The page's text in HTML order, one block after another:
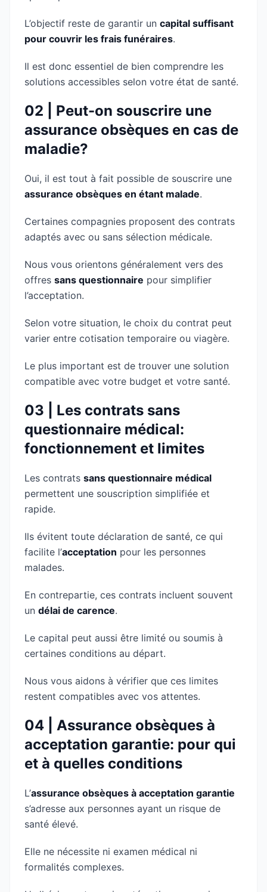
L’objectif reste de garantir un capital suffisant
pour couvrir les frais funéraires.
Il est donc essentiel de bien comprendre les
solutions accessibles selon votre état de santé.
02 | Peut-on souscrire une
assurance obsèques en cas de
maladie?
Oui, il est tout à fait possible de souscrire une
assurance obsèques en étant malade.
Certaines compagnies proposent des contrats
adaptés avec ou sans sélection médicale.
Nous vous orientons généralement vers des
offres sans questionnaire pour simplifier
l’acceptation.
Selon votre situation, le choix du contrat peut
varier entre cotisation temporaire ou viagère.
Le plus important est de trouver une solution
compatible avec votre budget et votre santé.
03 | Les contrats sans
questionnaire médical:
fonctionnement et limites
Les contrats sans questionnaire médical
permettent une souscription simplifiée et
rapide.
Ils évitent toute déclaration de santé, ce qui
facilite l’acceptation pour les personnes
malades.
En contrepartie, ces contrats incluent souvent
un délai de carence.
Le capital peut aussi être limité ou soumis à
certaines conditions au départ.
Nous vous aidons à vérifier que ces limites
restent compatibles avec vos attentes.
04 | Assurance obsèques à
acceptation garantie: pour qui
et à quelles conditions
L’assurance obsèques à acceptation garantie
s’adresse aux personnes ayant un risque de
santé élevé.
Elle ne nécessite ni examen médical ni
formalités complexes.